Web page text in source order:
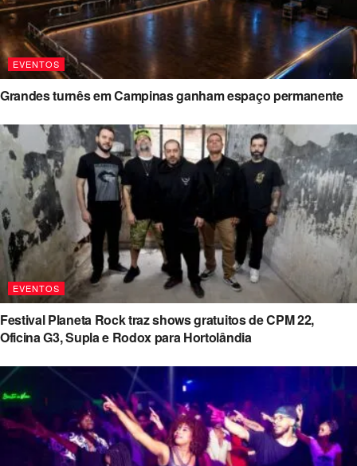
EVENTOS
Grandes turnês em Campinas ganham espaço permanente
EVENTOS
Festival Planeta Rock traz shows gratuitos de CPM 22,
Oficina G3, Supla e Rodox para Hortolândia